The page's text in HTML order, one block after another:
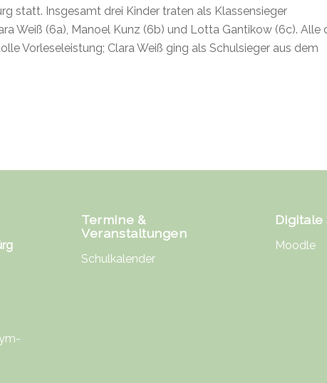
statt. Insgesamt drei Kinder traten als Klassensieger
Weiß (6a), Manoel Kunz (6b) und Lotta Gantikow (6c). Alle
Vorleseleistung; Clara Weiß ging als Schulsieger aus dem
Termine &
Veranstaltungen
Schulkalender
Digitale
Moodle